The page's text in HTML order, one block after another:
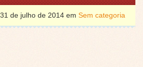
de julho de 2014 em Sem categoria